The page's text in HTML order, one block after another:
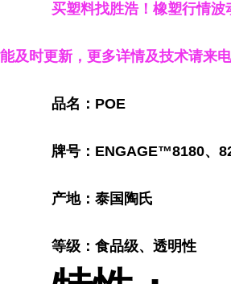
买塑料找胜浩！ 橡塑行情波
能及时更新， 更多详情及技术请来
品名：POE
牌号： ENGAGE™8180、
产地：泰国陶氏
等级：食品级、透明性